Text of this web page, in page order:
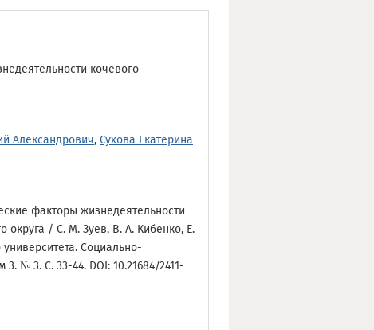
кочевого
Александрович, Сухова Екатерина
факторы жизнедеятельности
округа / С. М. Зуев, В. А. Кибенко, Е.
Социально-
№ 3. С. 33-44. DOI: 10.21684/2411-